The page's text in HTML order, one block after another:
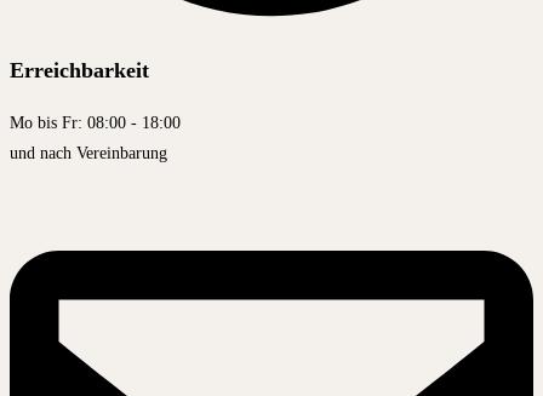
Erreichbarkeit
Mo bis Fr: 08:00 - 18:00
und nach Vereinbarung